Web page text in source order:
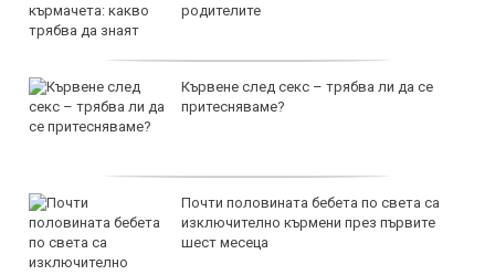
родителите
Кървене след секс – трябва ли да се
притесняваме?
Почти половината бебета по света са
изключително кърмени през първите
шест месеца